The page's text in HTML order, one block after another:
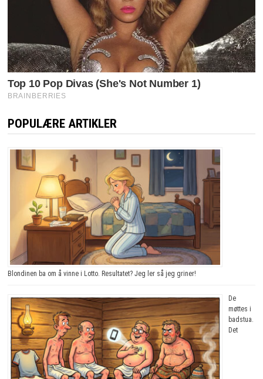
POPULÆRE ARTIKLER
Blondinen ba om å vinne i Lotto. Resultatet? Jeg ler så jeg griner!
De
møttes i
badstua.
Det